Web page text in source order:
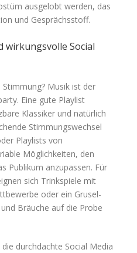
ausgelobt werden, das
und Gesprächsstoff.
Social
Musik ist der
Eine gute Playlist
Klassiker und natürlich
Stimmungswechsel
Playlists von
Möglichkeiten, den
Publikum anzupassen. Für
sich Trinkspiele mit
oder ein Grusel-
Bräuche auf die Probe
durchdachte Social Media